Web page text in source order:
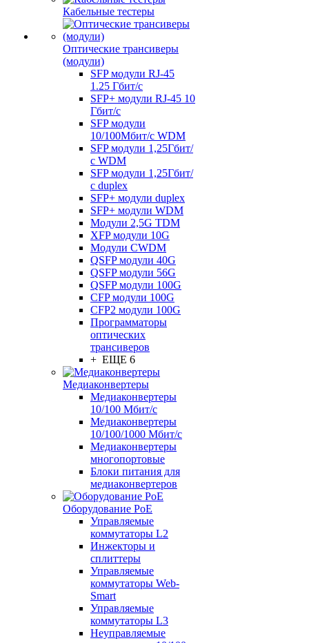
Кабельные тестеры
Оптические трансиверы
(модули)
SFP модули RJ-45
1.25 Гбит/c
SFP+ модули RJ-45 10
Гбит/c
SFP модули
10/100Мбит/с WDM
SFP модули 1,25Гбит/
с WDM
SFP модули 1,25Гбит/
с duplex
SFP+ модули duplex
SFP+ модули WDM
Модули 2,5G TDM
XFP модули 10G
Модули CWDM
QSFP модули 40G
QSFP модули 56G
QSFP модули 100G
CFP модули 100G
CFP2 модули 100G
Программаторы
оптических
трансиверов
+ ЕЩЕ 6
Медиаконвертеры
Медиаконвертеры
10/100 Мбит/с
Медиаконвертеры
10/100/1000 Мбит/c
Медиаконвертеры
многопортовые
Блоки питания для
медиаконвертеров
Оборудование PoE
Управляемые
коммутаторы L2
Инжекторы и
сплиттеры
Управляемые
коммутаторы Web-
Smart
Управляемые
коммутаторы L3
Неуправляемые